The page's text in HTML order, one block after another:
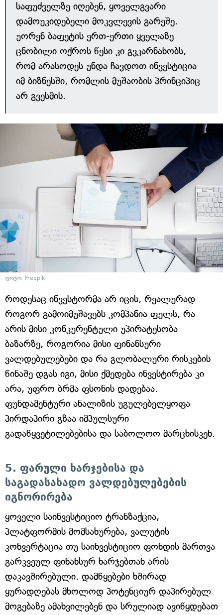
საფუძველზე იღებენ, ყოველგვარი
დამოუკიდებელი მოკვლევის გარეშე.
უორენ ბაფეტის ერთ-ერთი ყველაზე
ცნობილი ოქროს წესი კი გვკარნახობს,
რომ არასოდეს უნდა ჩავდოთ ინვესტიცია
იმ ბიზნესში, რომლის მუშაობის პრინციპიც
არ გვესმის.
ფოტო: Freepik
როდესაც ინვესტორმა არ იცის, რეალურად
როგორ გამოიმუშავებს კომპანია ფულს, რა
არის მისი კონკურენტული უპირატესობა
ბაზარზე, როგორია მისი ფინანსური
ვალდებულებები და რა გლობალური რისკების
წინაშე დგას იგი, მისი ქმედება ინვესტირება კი
არა, უფრო ბრმა ფსონის დადებაა.
ფუნდამენტური ანალიზის უგულებელყოფა
პირდაპირი გზაა იმპულსური
გადაწყვეტილებებისა და საბოლოო მარცხისკენ.
5. ფარული ხარჯებისა და
საგადასახადო ვალდებულებების
იგნორირება
ყოველი საინვესტიციო ტრანზაქცია,
პლატფორმის მომსახურება, ვალუტის
კონვერტაცია თუ საინვესტიციო ფონდის მართვა
გარკვეულ ფინანსურ ხარჯებთან არის
დაკავშირებული. დამწყებები ხშირად
ყურადღებას მხოლოდ პოტენციურ დაპირებულ
მოგებაზე ამახვილებენ და სრულიად ავიწყდებათ